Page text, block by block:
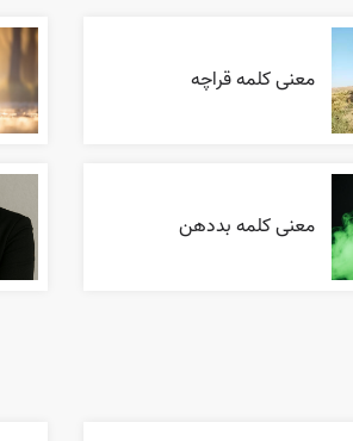
معنی کلمه قراچه
معنی کلمه بددهن